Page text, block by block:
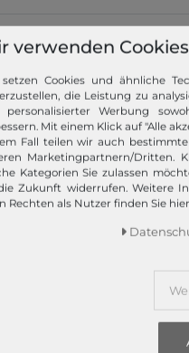
Wir versenden
verwenden Cookies
Cookies und ähnliche
die Leistung zu
personalisierter Werbung
Mit einem Klick auf "Alle
Fall teilen wir auch
Marketingpartnern/Dritten.
Kategorien Sie zulassen
Zukunft widerrufen. Weitere
Rechten als Nutzer finden Sie